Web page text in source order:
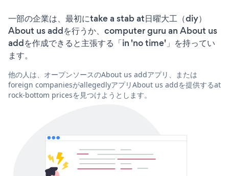
一部の企業は、最初にtake a stab at日曜大工（diy）
About us addを行うか、computer guru an About us
addを作成できると主張する「in 'no time'」を持ってい
ます。
他の人は、オープンソースのAbout us addアプリ、または
foreign companiesがallegedlyアプリAbout us addを提供するat
rock-bottom pricesを見つけようとします。